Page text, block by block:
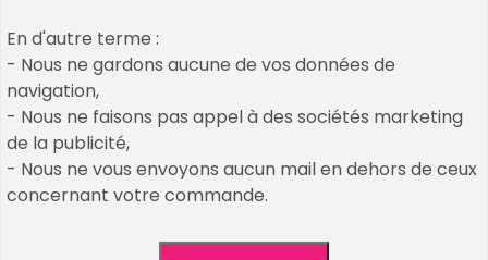
En d'autre terme :
- Nous ne gardons aucune de vos données de
navigation,
- Nous ne faisons pas appel à des sociétés marketing
de la publicité,
- Nous ne vous envoyons aucun mail en dehors de ceux
concernant votre commande.
Copyrights © 2026 All Rights Reserved by Un Air De
Fetes
Cookies & Legal Mention
nos décos et accessoires passés
CGV / CGU
Plan de site
Qui sommes nous : découvrez Un Air De Fêtes